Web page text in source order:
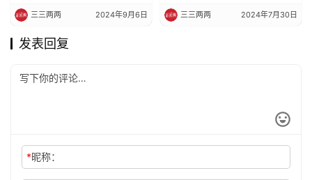
三三两两 2024年9月6日 三三两两 2024年7月30日
发表回复
*昵称：